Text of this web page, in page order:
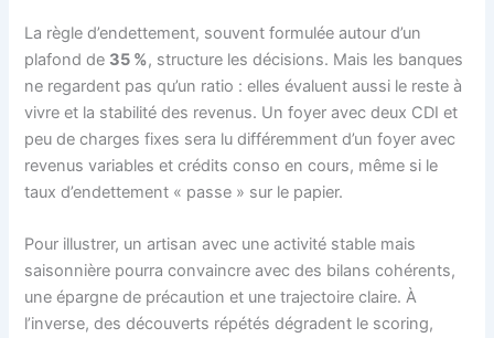
La règle d’endettement, souvent formulée autour d’un
plafond de 35 %, structure les décisions. Mais les banques
ne regardent pas qu’un ratio : elles évaluent aussi le reste à
vivre et la stabilité des revenus. Un foyer avec deux CDI et
peu de charges fixes sera lu différemment d’un foyer avec
revenus variables et crédits conso en cours, même si le
taux d’endettement « passe » sur le papier.
Pour illustrer, un artisan avec une activité stable mais
saisonnière pourra convaincre avec des bilans cohérents,
une épargne de précaution et une trajectoire claire. À
l’inverse, des découverts répétés dégradent le scoring,